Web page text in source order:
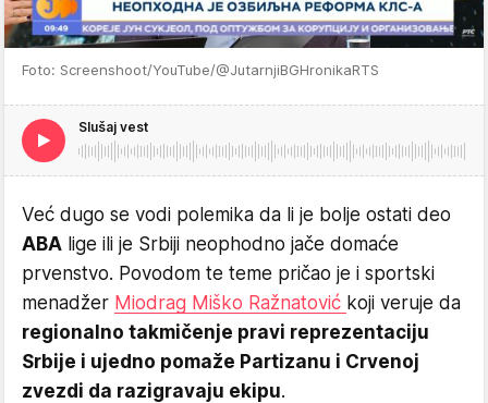
Foto: Screenshoot/YouTube/@JutarnjiBGHronikaRTS
Slušaj vest
Već dugo se vodi polemika da li je bolje ostati deo
ABA lige ili je Srbiji neophodno jače domaće
prvenstvo. Povodom te teme pričao je i sportski
menadžer Miodrag Miško Ražnatović koji veruje da
regionalno takmičenje pravi reprezentaciju
Srbije i ujedno pomaže Partizanu i Crvenoj
zvezdi da razigravaju ekipu.